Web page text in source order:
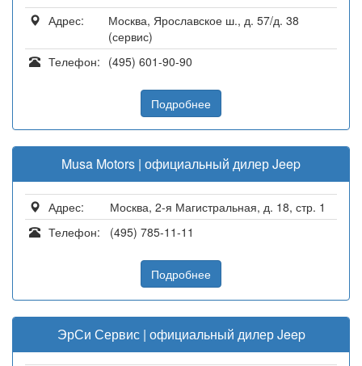
Адрес:
Москва, Ярославское ш., д. 57/д. 38
(сервис)
Телефон: (495) 601-90-90
Подробнее
Musa Motors | официальный дилер Jeep
Адрес:
Москва, 2-я Магистральная, д. 18, стр. 1
Телефон:
(495) 785-11-11
Подробнее
ЭрСи Сервис | официальный дилер Jeep